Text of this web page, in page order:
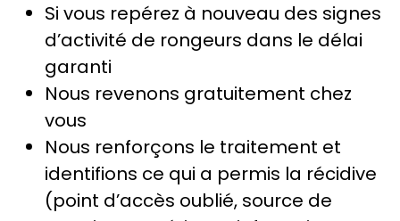
Si vous repérez à nouveau des signes
d’activité de rongeurs dans le délai
garanti
Nous revenons gratuitement chez
vous
Nous renforçons le traitement et
identifions ce qui a permis la récidive
(point d’accès oublié, source de